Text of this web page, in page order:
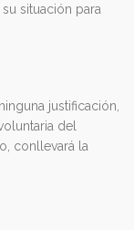
situación para
justificación,
del
conllevará la